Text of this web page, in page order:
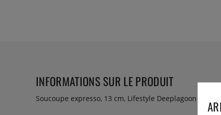
INFORMATIONS SUR LE PRODUIT
Soucoupe expresso, 13 cm, Lifestyle Deeplagoon - Patina